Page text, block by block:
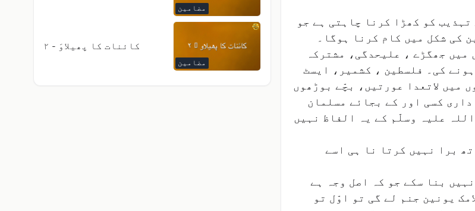
کو کھڑا کرنا چاہتی ہے جو
کی شکل میں کام کرنا ہوگا۔
جھگڑے ، علیحدگی، مشترکہ
کی۔ فلسطین ، کشمیر، ایسٹ
میں لاتعدا عورتیں، بچّے بوڑھوں
کسی اور کے بجائے مسلمان
علیہ وسلّم کے یہ الفاظ نہیں
برا نہیں کرتا نا ہی اسے
بنا سکے جو کہ اصل وجہ ہے
یونین جنم لے گی تو اوّل تو
مضامین
مضامین
کائنات کا پھیلاوَ - ۲